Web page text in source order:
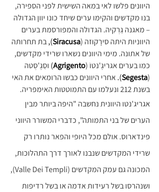
היוונים פלשו לאי במאה השישית לפני הספירה,
בנו מקדשים והקימו ערים שיחד כונו יוון הגדולה
– מאגנה גַרְקִיה. הגדולה והמפורסמת בערים
היווניות היתה סירָקוּזה (Siracusa
), בת תחרותה
של אתונה. מימי היוונים נשארו שרידי מקדשים,
כמו בערים אגריגֶ'נטוֹ (Agrigento
) וסֵגֶ'סְטה
(
Segesta
). אחרי היוונים כבשו הרומאים את האי
בשנת 212 ונעלמו עם התמוטטות האימפריה.
אגריג'נטו היוונית נחשבה "היפה ביותר מבין
הערים של בני התמותה", כדברי המשורר היווני
פינדארוס. אולם מכל היופי והפאר נותרו רק
שרידי המקדשים שנבנו לאורך דרך התהלוכות,
המכונה גם עמק המקדשים (Valle Dei Templi),
ושנהרסו בשל רעידות אדמה או בשל רדיפות